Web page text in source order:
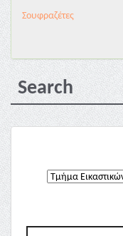
Σουφραζέτες
Search